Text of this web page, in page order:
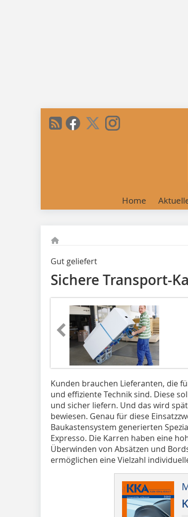
Home
Gut geliefert
Sichere Transport-
Kunden brauchen Lieferanten, die
und effiziente Technik sind. Diese
und sicher liefern. Und das wird
bewiesen. Genau für diese
Baukastensystem generierten
Expresso. Die Karren haben eine
Überwinden von Absätzen und
ermöglichen eine Vielzahl